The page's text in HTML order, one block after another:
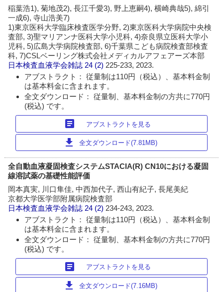
稲葉浩1), 菊地茂2), 長江千愛3), 野上恵嗣4), 横崎典哉5), 綿引
一成6), 寺山浩美7)
1)東京医科大学臨床検査医学分野, 2)東京医科大学病院中央検
査部, 3)聖マリアンナ医科大学小児科, 4)奈良県立医科大学小
児科, 5)広島大学病院検査部, 6)千葉県こども病院検査部検査
科, 7)CSLベーリング株式会社メディカルアフェアーズ本部
日本検査血液学会雑誌 24 (2) 225-233, 2023.
アブストラクト： 従量制は110円（税込）、基本料金制
は基本料金に含まれます。
全文ダウンロード： 従量制、基本料金制の方共に770円
(税込) です。
article アブストラクトを見る
download 全文ダウンロード(7.81MB)
全自動血液凝固検査システムSTACIA(R) CN10における凝固
線溶試薬の基礎性能評価
岡本真実, 川口隼佳, 中西加代子, 西山有紀子, 長尾美紀
京都大学医学部附属病院検査部
日本検査血液学会雑誌 24 (2) 234-243, 2023.
アブストラクト： 従量制は110円（税込）、基本料金制
は基本料金に含まれます。
全文ダウンロード： 従量制、基本料金制の方共に770円
(税込) です。
article アブストラクトを見る
download 全文ダウンロード(7.16MB)